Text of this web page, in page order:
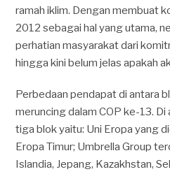
ramah iklim. Dengan membuat
2012 sebagai hal yang utama,
perhatian masyarakat dari
hingga kini belum jelas apakah
Perbedaan pendapat di antara
meruncing dalam COP ke-13. Di
tiga blok yaitu: Uni Eropa yang
Eropa Timur; Umbrella Group
Islandia, Jepang, Kazakhstan,